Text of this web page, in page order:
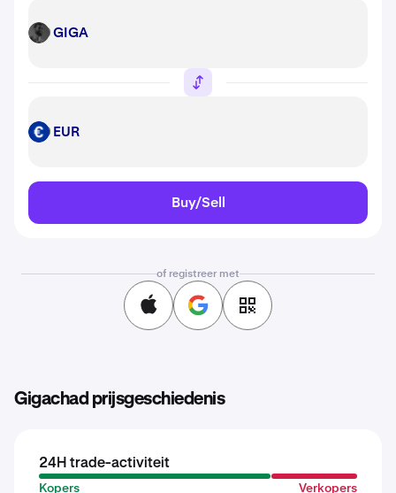
GIGA GIGA
EUR EUR
Buy/Sell
of registreer met
Gigachad prijsgeschiedenis
24H trade-activiteit
Kopers Verkopers